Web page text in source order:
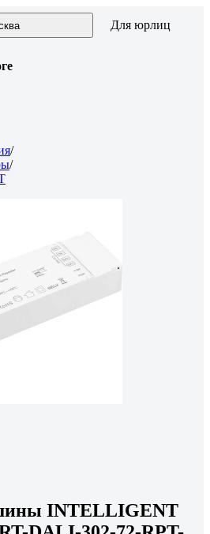
Для юрлиц
/
/
INTELLIGENT